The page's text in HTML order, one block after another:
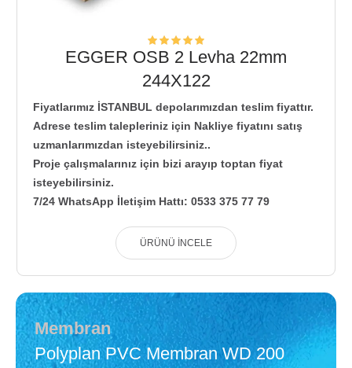
EGGER OSB 2 Levha 22mm
244X122
Fiyatlarımız İSTANBUL depolarımızdan teslim fiyattır.
Adrese teslim talepleriniz için Nakliye fiyatını satış
uzmanlarımızdan isteyebilirsiniz..
Proje çalışmalarınız için bizi arayıp toptan fiyat
isteyebilirsiniz.
7/24 WhatsApp İletişim Hattı: 0533 375 77 79
ÜRÜNÜ İNCELE
Membran
Polyplan PVC Membran WD 200